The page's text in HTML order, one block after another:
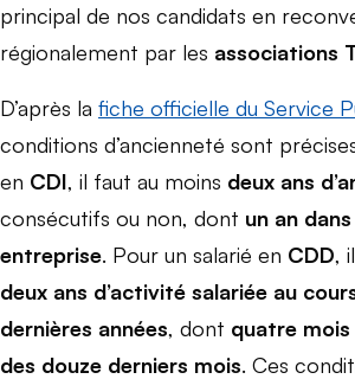
principal de nos candidats en
régionalement par les associations
D’après la fiche officielle du Service
conditions d’ancienneté sont
en CDI, il faut au moins deux ans
consécutifs ou non, dont un an
entreprise. Pour un salarié en CDD,
deux ans d’activité salariée au
dernières années, dont quatre mois
des douze derniers mois. Ces